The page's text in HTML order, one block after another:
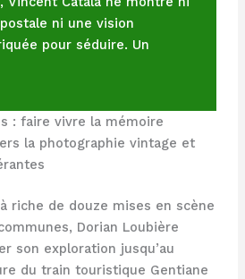
ni une vision
pour séduire. Un
: faire vivre la mémoire
la photographie vintage et
riche de douze mises en scène
Dorian Loubière
son exploration jusqu’au
du train touristique Gentiane